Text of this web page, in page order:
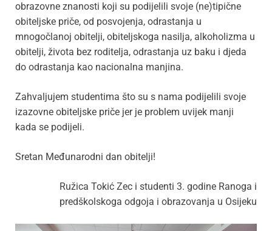
obrazovne znanosti koji su podijelili svoje (ne)tipične
obiteljske priče, od posvojenja, odrastanja u
mnogočlanoj obitelji, obiteljskoga nasilja, alkoholizma u
obitelji, života bez roditelja, odrastanja uz baku i djeda
do odrastanja kao nacionalna manjina.
Zahvaljujem studentima što su s nama podijelili svoje
izazovne obiteljske priče jer je problem uvijek manji
kada se podijeli.
Sretan Međunarodni dan obitelji!
Ružica Tokić Zec i studenti 3. godine Ranoga i
predškolskoga odgoja i obrazovanja u Osijeku